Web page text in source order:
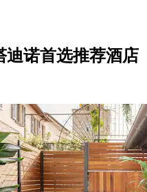
迪诺首选推荐酒店